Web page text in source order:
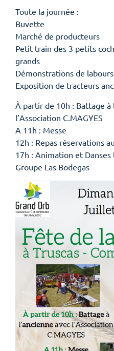
Toute la journée :
Buvette
Marché de producteurs
Petit train des 3 petits
grands
Démonstrations de labours
Exposition de tracteurs
À partir de 10h : Battage à
l’Association C.MAGYES
A 11h : Messe
12h : Repas réservations
17h : Animation et
Groupe Las Bodegas